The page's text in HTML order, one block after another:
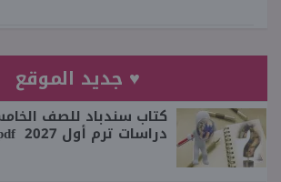
♥ جديد الموقع
كتاب سندباد للصف
دراسات ترم أول 2027 pdf